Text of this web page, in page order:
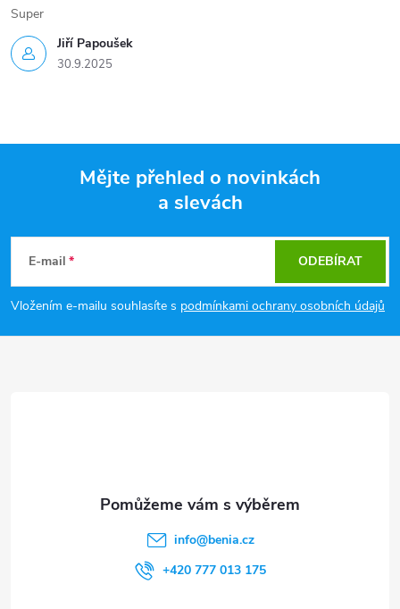
Jiří Papoušek
30.9.2025
Super
p
Mějte přehled o novinkách
a slevách
E-mail
Vložením e-mailu souhlasíte s podmínkami ochrany osobních údajů
ODEBÍRAT
info@benia.cz
+420 777 013 175